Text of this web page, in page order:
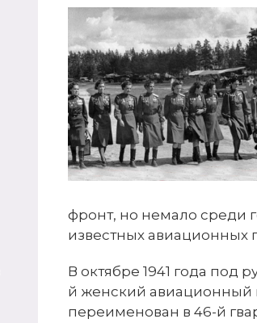
фронт, но немало среди
известных авиационных
В октябре 1941 года под
й женский авиационный
переименован в 46-й